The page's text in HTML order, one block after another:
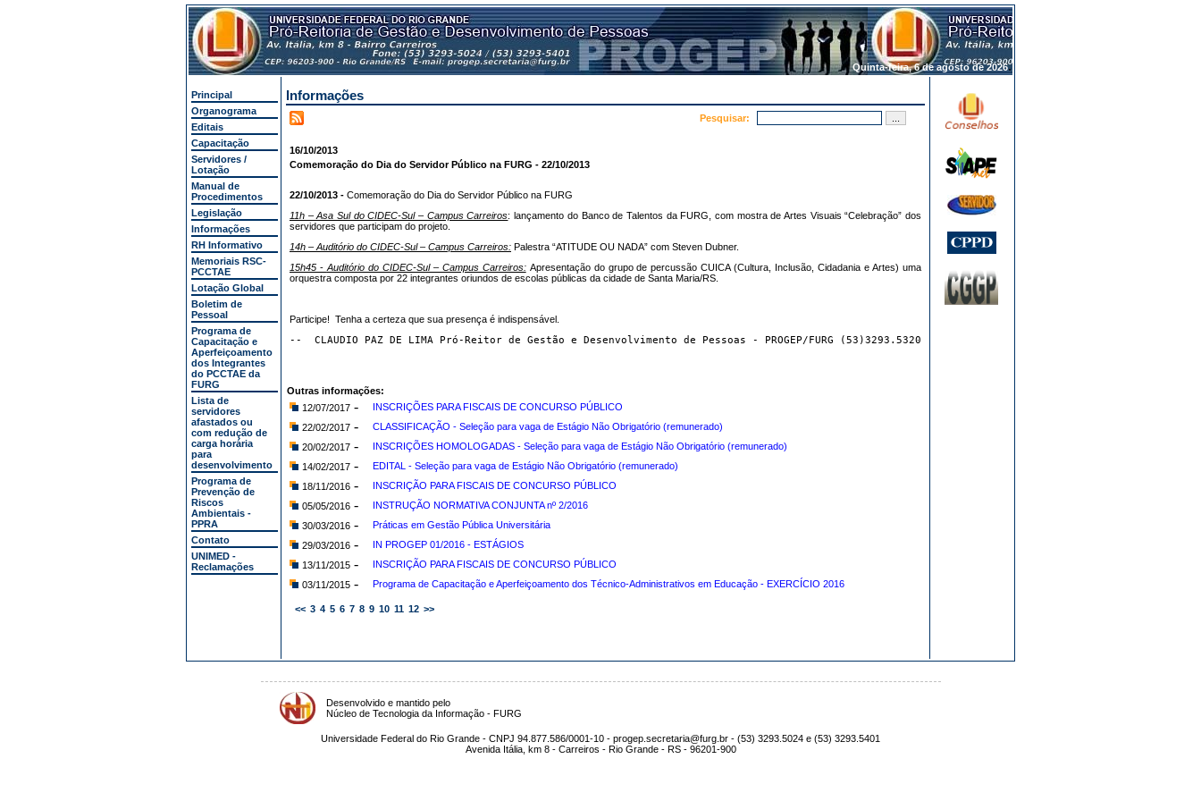
Quinta-feira, 6 de agosto de 2026.
Principal
Organograma
Editais
Capacitação
Servidores /
Lotação
Manual de
Procedimentos
Legislação
Informações
RH Informativo
Memoriais RSC-
PCCTAE
Lotação Global
Boletim de
Pessoal
Programa de
Capacitação e
Aperfeiçoamento
dos Integrantes
do PCCTAE da
FURG
Lista de
servidores
afastados ou
com redução de
carga horária
para
desenvolvimento
Programa de
Prevenção de
Riscos
Ambientais -
PPRA
Contato
UNIMED -
Reclamações
Informações
Pesquisar:
16/10/2013
Comemoração do Dia do Servidor Público na FURG - 22/10/2013
22/10/2013 - Comemoração do Dia do Servidor Público na FURG
11h – Asa Sul do CIDEC-Sul – Campus Carreiros: lançamento do Banco de Talentos da FURG, com mostra de Artes Visuais “Celebração” dos
servidores que participam do projeto.
14h – Auditório do CIDEC-Sul – Campus Carreiros: Palestra “ATITUDE OU NADA” com Steven Dubner.
15h45 - Auditório do CIDEC-Sul – Campus Carreiros: Apresentação do grupo de percussão CUICA (Cultura, Inclusão, Cidadania e Artes) uma
orquestra composta por 22 integrantes oriundos de escolas públicas da cidade de Santa Maria/RS.
Participe! Tenha a certeza que sua presença é indispensável.
--  CLAUDIO PAZ DE LIMA Pró-Reitor de Gestão e Desenvolvimento de Pessoas - PROGEP/FURG (53)3293.5320
Outras informações:
12/07/2017 -
INSCRIÇÕES PARA FISCAIS DE CONCURSO PÚBLICO
22/02/2017 -
CLASSIFICAÇÃO - Seleção para vaga de Estágio Não Obrigatório (remunerado)
20/02/2017 -
INSCRIÇÕES HOMOLOGADAS - Seleção para vaga de Estágio Não Obrigatório (remunerado)
14/02/2017 -
EDITAL - Seleção para vaga de Estágio Não Obrigatório (remunerado)
18/11/2016 -
INSCRIÇÃO PARA FISCAIS DE CONCURSO PÚBLICO
05/05/2016 -
INSTRUÇÃO NORMATIVA CONJUNTA nº 2/2016
30/03/2016 -
Práticas em Gestão Pública Universitária
29/03/2016 -
IN PROGEP 01/2016 - ESTÁGIOS
13/11/2015 -
INSCRIÇÃO PARA FISCAIS DE CONCURSO PÚBLICO
03/11/2015 - Programa de Capacitação e Aperfeiçoamento dos Técnico-Administrativos em Educação - EXERCÍCIO 2016
<< 3 4 5 6 7 8 9 10 11 12 >>
Desenvolvido e mantido pelo
Núcleo de Tecnologia da Informação - FURG
Universidade Federal do Rio Grande - CNPJ 94.877.586/0001-10 - progep.secretaria@furg.br - (53) 3293.5024 e (53) 3293.5401
Avenida Itália, km 8 - Carreiros - Rio Grande - RS - 96201-900